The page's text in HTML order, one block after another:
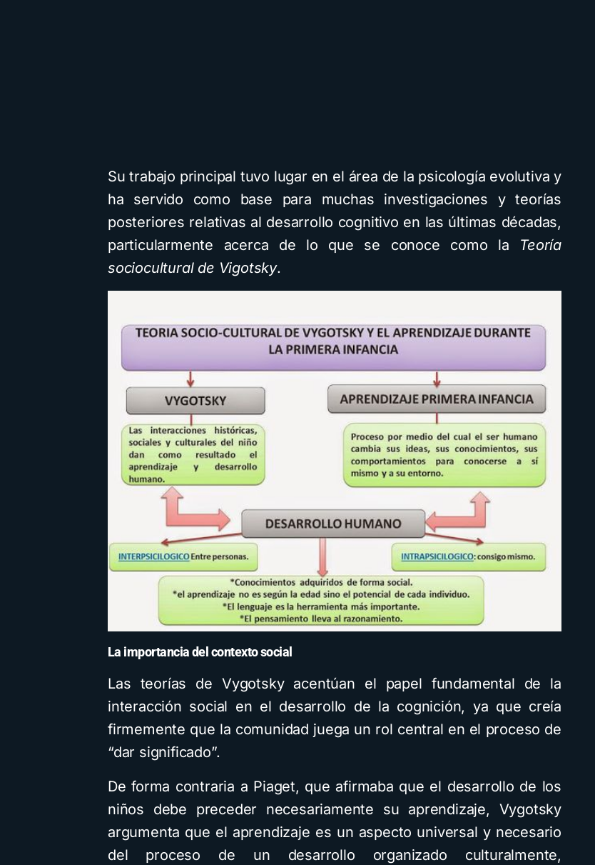
Su trabajo principal tuvo lugar en el área de la psicología evolutiva y
ha servido como base para muchas investigaciones y teorías
posteriores relativas al desarrollo cognitivo en las últimas décadas,
particularmente acerca de lo que se conoce como la Teoría
sociocultural de Vigotsky.
La importancia del contexto social
Las teorías de Vygotsky acentúan el papel fundamental de la
interacción social en el desarrollo de la cognición, ya que creía
firmemente que la comunidad juega un rol central en el proceso de
“dar significado”.
De forma contraria a Piaget, que afirmaba que el desarrollo de los
niños debe preceder necesariamente su aprendizaje, Vygotsky
argumenta que el aprendizaje es un aspecto universal y necesario
del proceso de un desarrollo organizado culturalmente,